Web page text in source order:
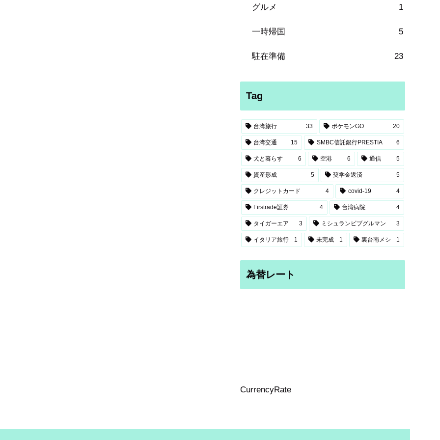
グルメ 1
一時帰国 5
駐在準備 23
Tag
台湾旅行 33 ポケモンGO 20
台湾交通 15 SMBC信託銀行PRESTIA 6
犬と暮らす 6 空港 6 通信 5
資産形成 5 奨学金返済 5
クレジットカード 4 covid-19 4
Firstrade証券 4 台湾病院 4
タイガーエア 3 ミシュランビブグルマン 3
イタリア旅行 1 未完成 1 裏台南メシ 1
為替レート
CurrencyRate